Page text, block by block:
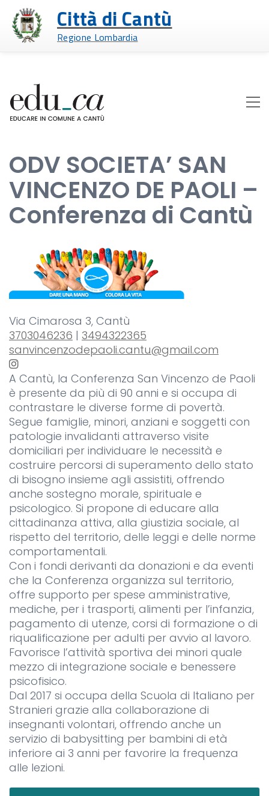
Città di Cantù
Regione Lombardia
ODV SOCIETA’ SAN
VINCENZO DE PAOLI –
Conferenza di Cantù
Via Cimarosa 3, Cantù
3703046236 | 3494322365
sanvincenzodepaoli.cantu@gmail.com
A Cantù, la Conferenza San Vincenzo de Paoli
è presente da più di 90 anni e si occupa di
contrastare le diverse forme di povertà.
Segue famiglie, minori, anziani e soggetti con
patologie invalidanti attraverso visite
domiciliari per individuare le necessità e
costruire percorsi di superamento dello stato
di bisogno insieme agli assistiti, offrendo
anche sostegno morale, spirituale e
psicologico. Si propone di educare alla
cittadinanza attiva, alla giustizia sociale, al
rispetto del territorio, delle leggi e delle norme
comportamentali.
Con i fondi derivanti da donazioni e da eventi
che la Conferenza organizza sul territorio,
offre supporto per spese amministrative,
mediche, per i trasporti, alimenti per l’infanzia,
pagamento di utenze, corsi di formazione o di
riqualificazione per adulti per avvio al lavoro.
Favorisce l’attività sportiva dei minori quale
mezzo di integrazione sociale e benessere
psicofisico.
Dal 2017 si occupa della Scuola di Italiano per
Stranieri grazie alla collaborazione di
insegnanti volontari, offrendo anche un
servizio di babysitting per bambini di età
inferiore ai 3 anni per favorire la frequenza
alle lezioni.